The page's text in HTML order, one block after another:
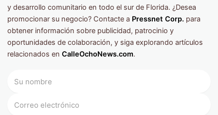
y desarrollo comunitario en todo el sur de Florida. ¿Desea
promocionar su negocio? Contacte a Pressnet Corp. para
obtener información sobre publicidad, patrocinio y
oportunidades de colaboración, y siga explorando artículos
relacionados en CalleOchoNews.com.